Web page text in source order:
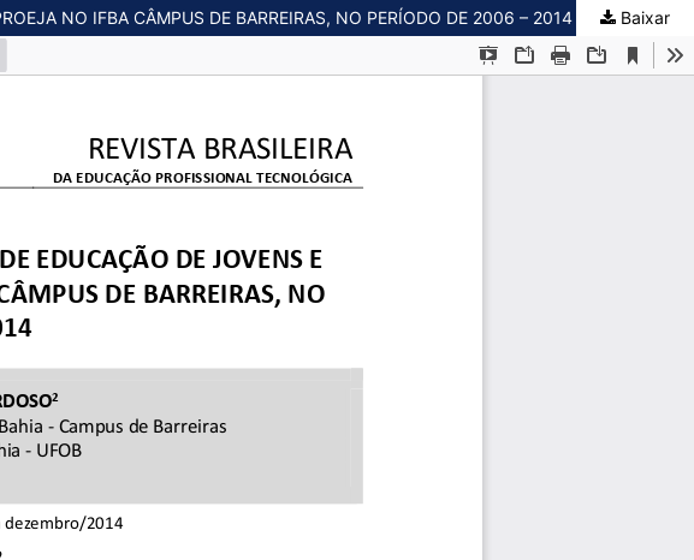
NO IFBA CÂMPUS DE BARREIRAS, NO PERÍODO DE 2006 – 2014 Baixar